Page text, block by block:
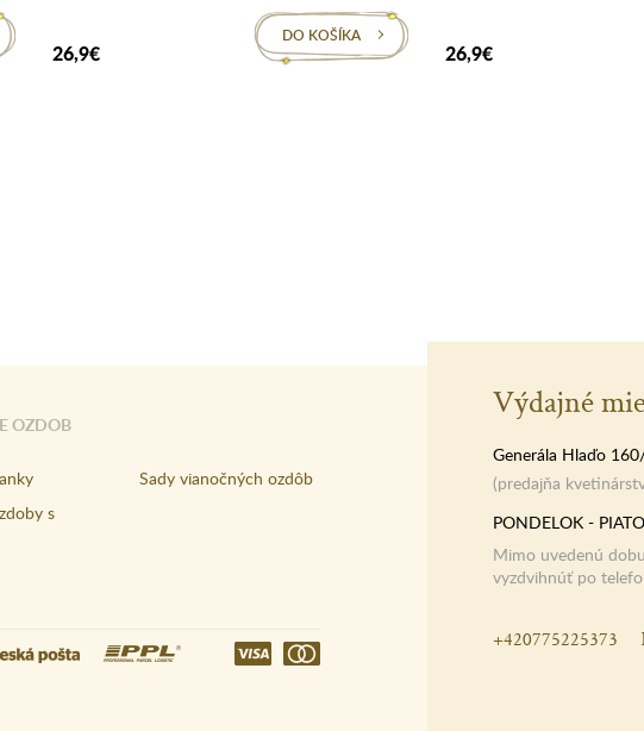
26,9€
DO KOŠÍKA
26,9€
OZDOB
s
Sady vianočných ozdôb
Výdajné
Generála Hlaďo
(predajňa
PONDELOK -
Mimo uvedenú
vyzdvihnúť po
+420775225373